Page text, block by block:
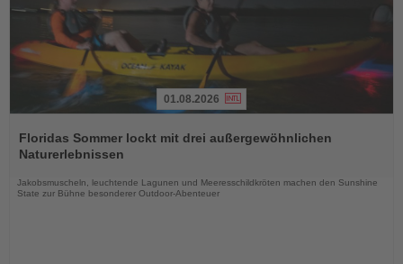
Sie
die
01.08.2026
Floridas Sommer lockt mit drei außergewöhnlichen
Naturerlebnissen
Jakobsmuscheln, leuchtende Lagunen und Meeresschildkröten machen den Sunshine
State zur Bühne besonderer Outdoor-Abenteuer